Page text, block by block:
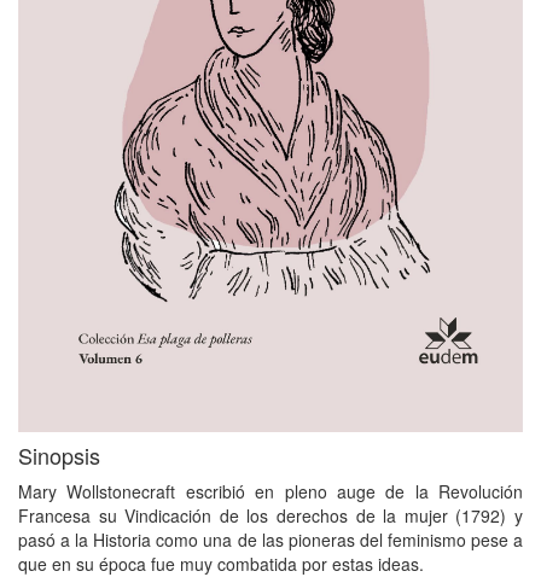
Sinopsis
Mary Wollstonecraft escribió en pleno auge de la Revolución
Francesa su Vindicación de los derechos de la mujer (1792) y
pasó a la Historia como una de las pioneras del feminismo pese a
que en su época fue muy combatida por estas ideas.